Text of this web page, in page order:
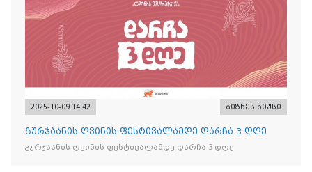
2025-10-09 14:42 ბიზნეს ნიუსი
გურჯაანის ღვინის ფესტივალამდე დარჩა 3 დღე
გურჯაანის ღვინის ფესტივალამდე დარჩა 3 დღე